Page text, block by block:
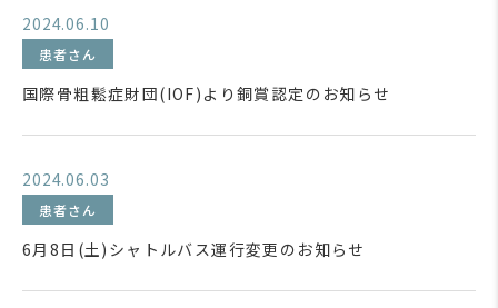
2024.06.10
患者さん
国際骨粗鬆症財団(IOF)より銅賞認定のお知らせ
2024.06.03
患者さん
6月8日(土)シャトルバス運行変更のお知らせ